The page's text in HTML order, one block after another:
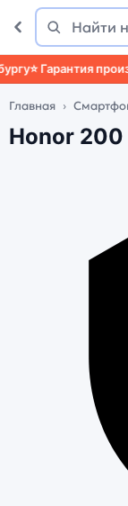
Поиск
Найти
⭐ Гарантия
Главная
Honor 200